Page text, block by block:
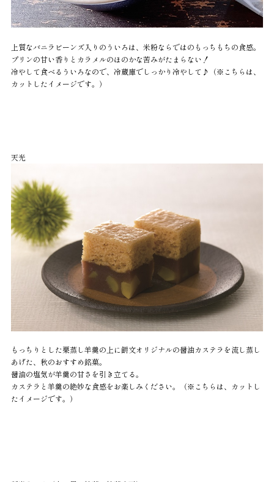
上質なバニラビーンズ入りのういろは、米粉ならではのもっちもちの食感。
プリンの甘い香りとカラメルのほのかな苦みがたまらない！
冷やして食べるういろなので、冷蔵庫でしっかり冷やして♪（※こちらは、
カットしたイメージです。）
天光
もっちりとした栗蒸し羊羹の上に餅文オリジナルの醤油カステラを流し蒸し
あげた、秋のおすすめ銘菓。
醤油の塩気が羊羹の甘さを引き立てる。
カステラと羊羹の絶妙な食感をお楽しみください。（※こちらは、カットし
たイメージです。）